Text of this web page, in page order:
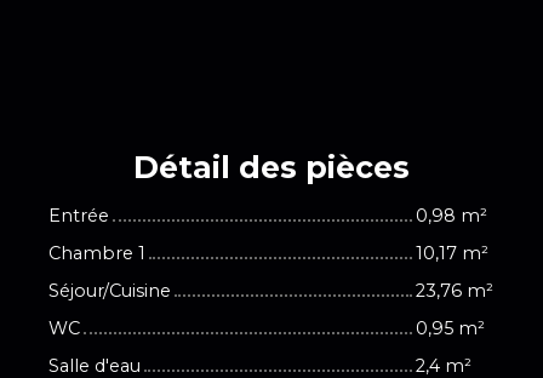
Détail des pièces
Entrée
0,98 m²
Chambre 1
10,17 m²
Séjour/Cuisine
23,76 m²
WC
0,95 m²
Salle d'eau
2,4 m²